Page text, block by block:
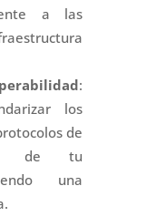
a las
:
los
de
de tu
una